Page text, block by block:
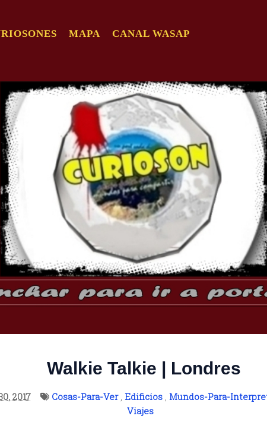
MAPA CANAL WASAP
Walkie Talkie | Londres
2017 Cosas-Para-Ver, Edificios , Mundos-Para-
Viajes